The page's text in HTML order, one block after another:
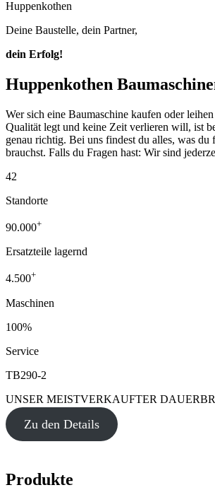
Huppenkothen
Deine Baustelle, dein Partner,
dein Erfolg!
Huppenkothen
Wer sich eine Baumaschine kaufen oder
Qualität legt und keine Zeit verlieren will, ist
genau richtig. Bei uns findest du alles, was du
brauchst. Falls du Fragen hast: Wir sind
42
Standorte
90.000+
Ersatzteile lagernd
4.500+
Maschinen
100%
Service
TB290-2
UNSER MEISTVERKAUFTER
Zu den Details
Produkte